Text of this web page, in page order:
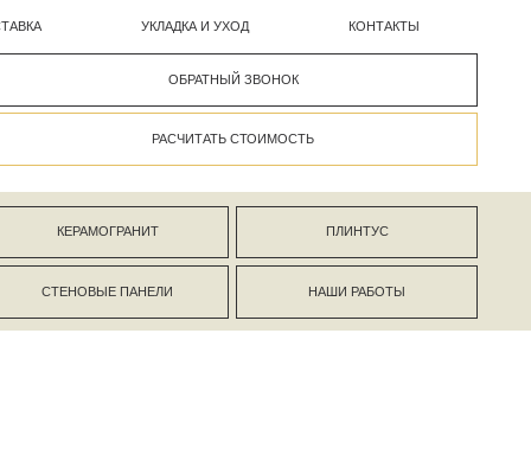
КОНТАКТЫ
УКЛАДКА И УХОД
НАШИ РАБОТЫ
ПЛИНТУС